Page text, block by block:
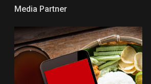
Media Partner